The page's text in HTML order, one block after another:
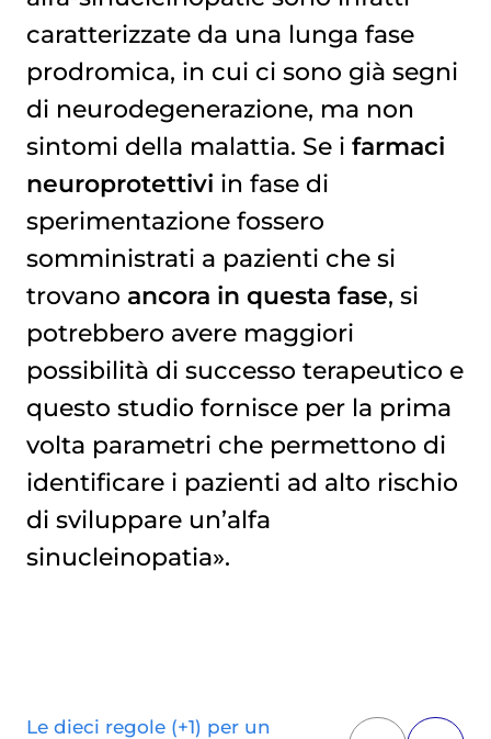
caratterizzate da una lunga fase
prodromica, in cui ci sono già segni
di neurodegenerazione, ma non
sintomi della malattia. Se i farmaci
neuroprotettivi in fase di
sperimentazione fossero
somministrati a pazienti che si
trovano ancora in questa fase, si
potrebbero avere maggiori
possibilità di successo terapeutico e
questo studio fornisce per la prima
volta parametri che permettono di
identificare i pazienti ad alto rischio
di sviluppare un’alfa
sinucleinopatia».
Le dieci regole (+1) per un